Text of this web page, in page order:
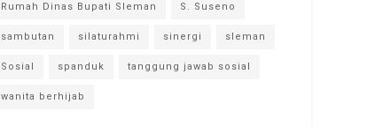
Rumah Dinas Bupati Sleman S. Suseno
sambutan silaturahmi sinergi sleman
Sosial spanduk tanggung jawab sosial
wanita berhijab